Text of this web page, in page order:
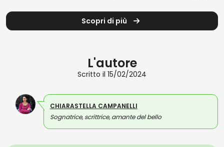
Scopri di più
L'autore
Scritto il 15/02/2024
CHIARASTELLA CAMPANELLI
Sognatrice, scrittrice, amante del bello